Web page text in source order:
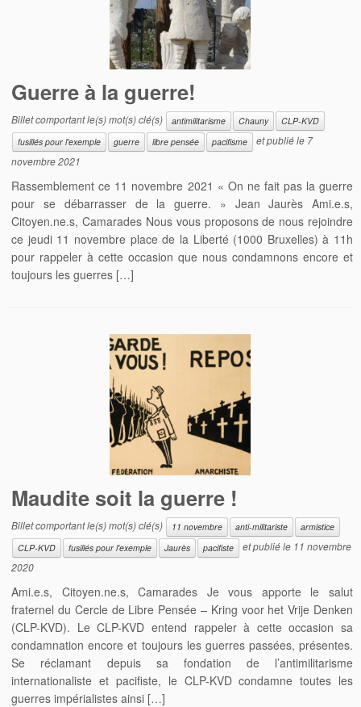
Guerre à la guerre!
Billet comportant le(s) mot(s) clé(s) antimilitarisme Chauny
CLP-KVD
fusillés pour l'exemple
guerre libre pensée pacifisme et publié le 7
novembre 2021
Rassemblement ce 11 novembre 2021 « On ne fait pas la guerre
pour se débarrasser de la guerre. » Jean Jaurès Ami.e.s,
Citoyen.ne.s, Camarades Nous vous proposons de nous rejoindre
ce jeudi 11 novembre place de la Liberté (1000 Bruxelles) à 11h
pour rappeler à cette occasion que nous condamnons encore et
toujours les guerres […]
Maudite soit la guerre !
Billet comportant le(s) mot(s) clé(s) 11 novembre anti-militariste
armistice
CLP-KVD
fusillés pour l'exemple Jaurès pacifiste et publié le 11 novembre
2020
Ami.e.s, Citoyen.ne.s, Camarades Je vous apporte le salut
fraternel du Cercle de Libre Pensée – Kring voor het Vrije Denken
(CLP-KVD). Le CLP-KVD entend rappeler à cette occasion sa
condamnation encore et toujours les guerres passées, présentes.
Se réclamant depuis sa fondation de l’antimilitarisme
internationaliste et pacifiste, le CLP-KVD condamne toutes les
guerres impérialistes ainsi […]